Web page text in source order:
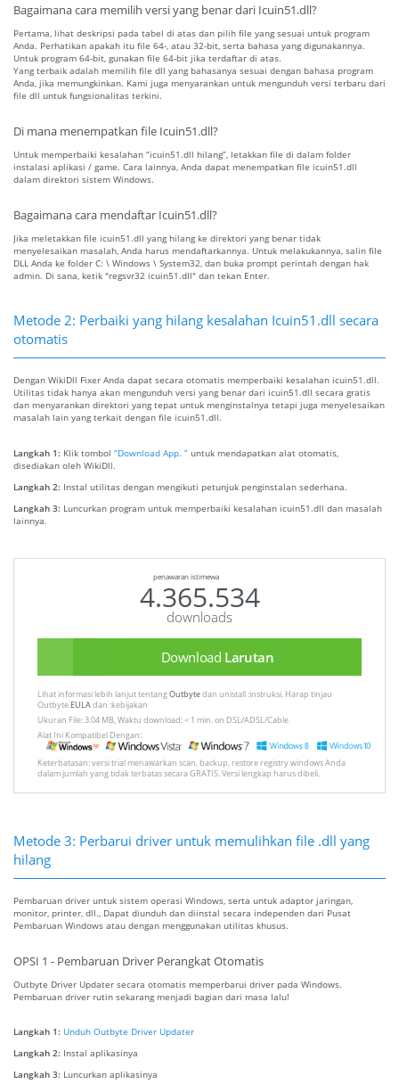
Bagaimana cara memilih versi yang benar dari Icuin51.dll?
Pertama, lihat deskripsi pada tabel di atas dan pilih file yang sesuai untuk program
Anda. Perhatikan apakah itu file 64-, atau 32-bit, serta bahasa yang digunakannya.
Untuk program 64-bit, gunakan file 64-bit jika terdaftar di atas.
Yang terbaik adalah memilih file dll yang bahasanya sesuai dengan bahasa program
Anda, jika memungkinkan. Kami juga menyarankan untuk mengunduh versi terbaru dari
file dll untuk fungsionalitas terkini.
Di mana menempatkan file Icuin51.dll?
Untuk memperbaiki kesalahan “icuin51.dll hilang”, letakkan file di dalam folder
instalasi aplikasi / game. Cara lainnya, Anda dapat menempatkan file icuin51.dll
dalam direktori sistem Windows.
Bagaimana cara mendaftar Icuin51.dll?
Jika meletakkan file icuin51.dll yang hilang ke direktori yang benar tidak
menyelesaikan masalah, Anda harus mendaftarkannya. Untuk melakukannya, salin file
DLL Anda ke folder C: \ Windows \ System32, dan buka prompt perintah dengan hak
admin. Di sana, ketik "regsvr32 icuin51.dll" dan tekan Enter.
Metode 2: Perbaiki yang hilang kesalahan Icuin51.dll secara
otomatis
Dengan WikiDll Fixer Anda dapat secara otomatis memperbaiki kesalahan icuin51.dll.
Utilitas tidak hanya akan mengunduh versi yang benar dari icuin51.dll secara gratis
dan menyarankan direktori yang tepat untuk menginstalnya tetapi juga menyelesaikan
masalah lain yang terkait dengan file icuin51.dll.
Langkah 1: Klik tombol “Download App. ” untuk mendapatkan alat otomatis,
disediakan oleh WikiDll.
Langkah 2: Instal utilitas dengan mengikuti petunjuk penginstalan sederhana.
Langkah 3: Luncurkan program untuk memperbaiki kesalahan icuin51.dll dan masalah
lainnya.
penawaran istimewa
4.365.534
downloads
Download Larutan
Lihat informasi lebih lanjut tentangOutbytedan unistall :instruksi. Harap tinjau
Outbyte EULAdan :kebijakan
Ukuran File: 3.04 MB, Waktu download: < 1 min. on DSL/ADSL/Cable
Alat Ini Kompatibel Dengan:
Keterbatasan: versi trial menawarkan scan, backup, restore registry windows Anda
dalam jumlah yang tidak terbatas secara GRATIS. Versi lengkap harus dibeli.
Metode 3: Perbarui driver untuk memulihkan file .dll yang
hilang
Pembaruan driver untuk sistem operasi Windows, serta untuk adaptor jaringan,
monitor, printer, dll., Dapat diunduh dan diinstal secara independen dari Pusat
Pembaruan Windows atau dengan menggunakan utilitas khusus.
OPSI 1 - Pembaruan Driver Perangkat Otomatis
Outbyte Driver Updater secara otomatis memperbarui driver pada Windows.
Pembaruan driver rutin sekarang menjadi bagian dari masa lalu!
Langkah 1: Unduh Outbyte Driver Updater
Langkah 2: Instal aplikasinya
Langkah 3: Luncurkan aplikasinya